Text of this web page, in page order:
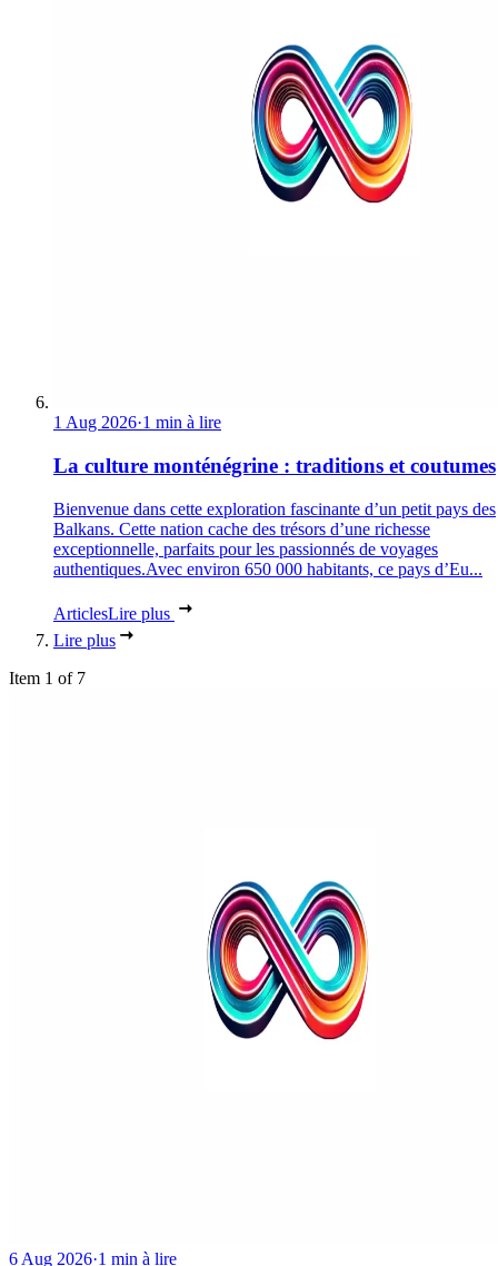
1 Aug 2026·1 min à lire
La culture monténégrine : traditions et coutumes
Bienvenue dans cette exploration fascinante d’un petit pays des
Balkans. Cette nation cache des trésors d’une richesse
exceptionnelle, parfaits pour les passionnés de voyages
authentiques.Avec environ 650 000 habitants, ce pays d’Eu...
ArticlesLire plus
Lire plus
Item 1 of 7
6 Aug 2026·1 min à lire